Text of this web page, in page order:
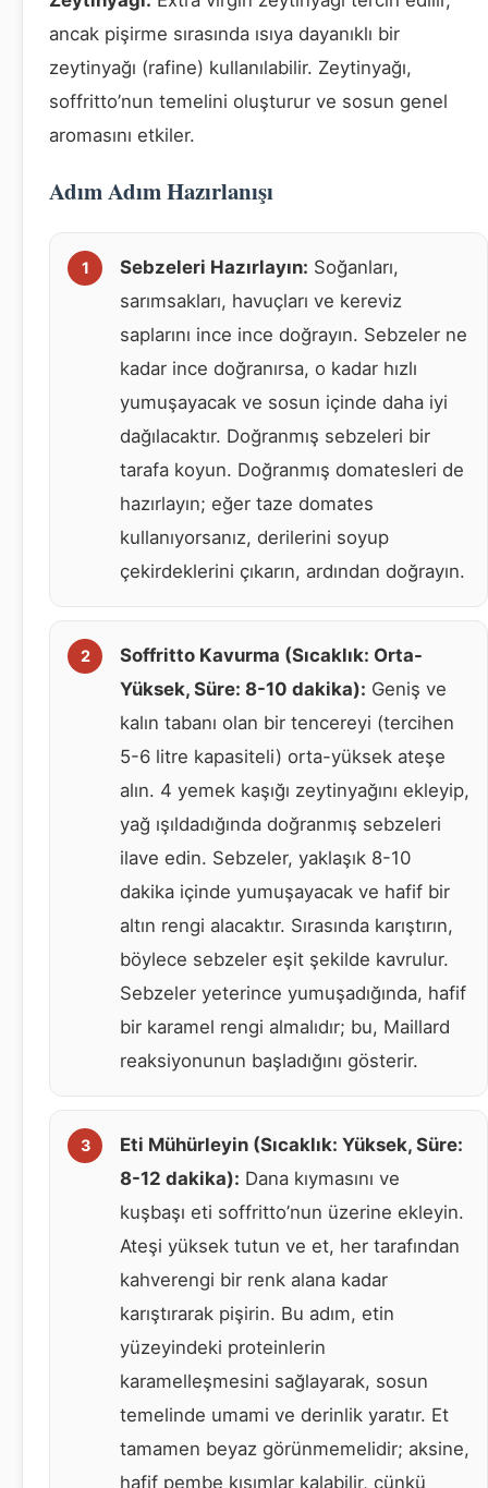
ancak pişirme sırasında ısıya dayanıklı bir
zeytinyağı (rafine) kullanılabilir. Zeytinyağı,
soffritto’nun temelini oluşturur ve sosun genel
aromasını etkiler.
Adım Adım Hazırlanışı
Sebzeleri Hazırlayın: Soğanları,
sarımsakları, havuçları ve kereviz
saplarını ince ince doğrayın. Sebzeler ne
kadar ince doğranırsa, o kadar hızlı
yumuşayacak ve sosun içinde daha iyi
dağılacaktır. Doğranmış sebzeleri bir
tarafa koyun. Doğranmış domatesleri de
hazırlayın; eğer taze domates
kullanıyorsanız, derilerini soyup
çekirdeklerini çıkarın, ardından doğrayın.
Soffritto Kavurma (Sıcaklık: Orta-
Yüksek, Süre: 8-10 dakika): Geniş ve
kalın tabanı olan bir tencereyi (tercihen
5-6 litre kapasiteli) orta-yüksek ateşe
alın. 4 yemek kaşığı zeytinyağını ekleyip,
yağ ışıldadığında doğranmış sebzeleri
ilave edin. Sebzeler, yaklaşık 8-10
dakika içinde yumuşayacak ve hafif bir
altın rengi alacaktır. Sırasında karıştırın,
böylece sebzeler eşit şekilde kavrulur.
Sebzeler yeterince yumuşadığında, hafif
bir karamel rengi almalıdır; bu, Maillard
reaksiyonunun başladığını gösterir.
Eti Mühürleyin (Sıcaklık: Yüksek, Süre:
8-12 dakika): Dana kıymasını ve
kuşbaşı eti soffritto’nun üzerine ekleyin.
Ateşi yüksek tutun ve et, her tarafından
kahverengi bir renk alana kadar
karıştırarak pişirin. Bu adım, etin
yüzeyindeki proteinlerin
karamelleşmesini sağlayarak, sosun
temelinde umami ve derinlik yaratır. Et
tamamen beyaz görünmemelidir; aksine,
hafif pembe kısımlar kalabilir, çünkü